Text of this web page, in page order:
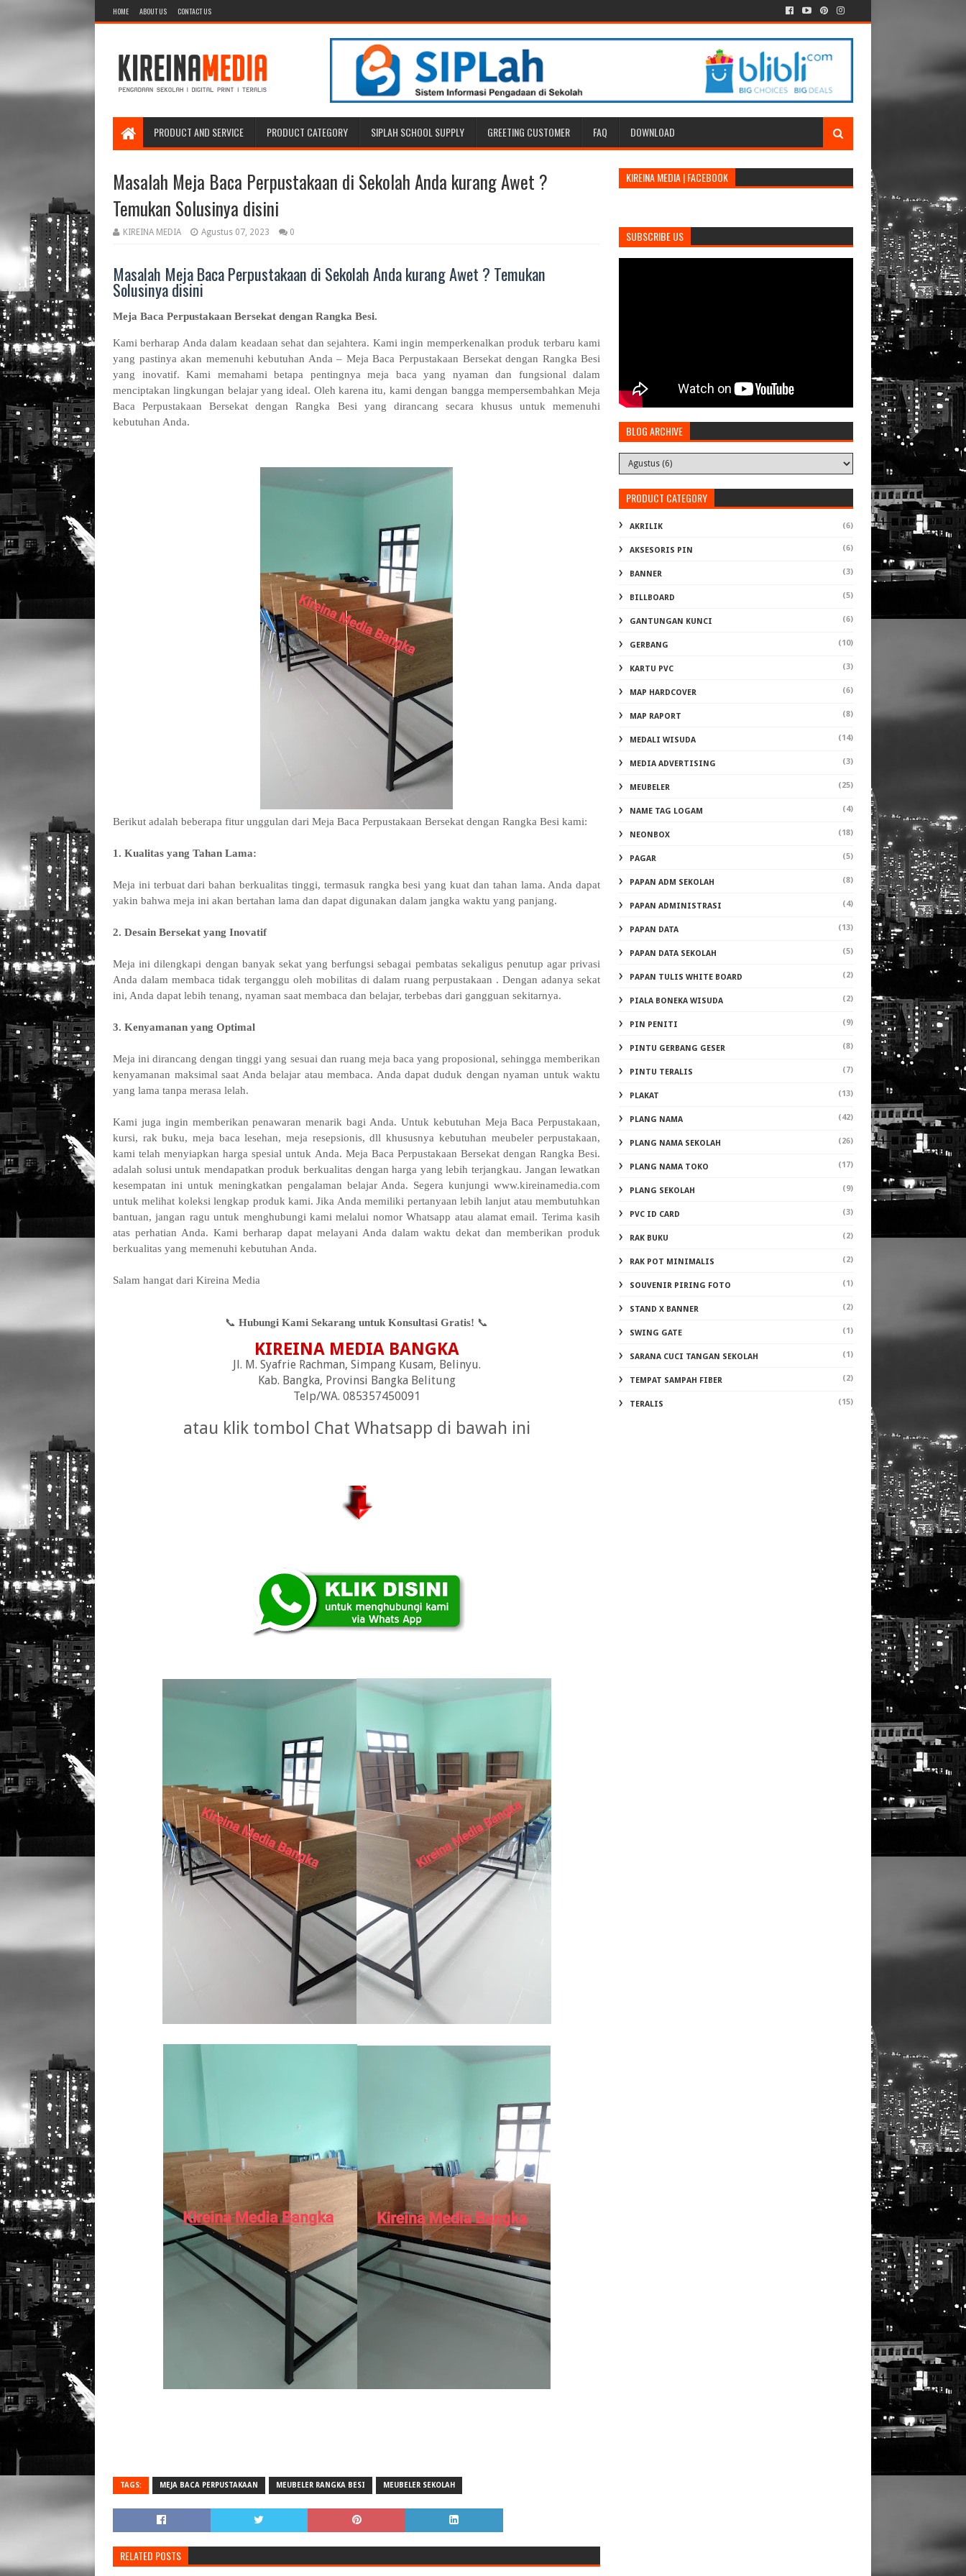
HOME ABOUT US CONTACT US
PRODUCT AND SERVICE PRODUCT CATEGORY SIPLAH SCHOOL SUPPLY GREETING CUSTOMER FAQ DOWNLOAD
Masalah Meja Baca Perpustakaan di Sekolah Anda kurang Awet ?
Temukan Solusinya disini
KIREINA MEDIA Agustus 07, 2023 0
Masalah Meja Baca Perpustakaan di Sekolah Anda kurang Awet ? Temukan
Solusinya disini
Meja Baca Perpustakaan Bersekat dengan Rangka Besi.
Kami berharap Anda dalam keadaan sehat dan sejahtera. Kami ingin memperkenalkan produk terbaru kami
yang pastinya akan memenuhi kebutuhan Anda – Meja Baca Perpustakaan Bersekat dengan Rangka Besi
yang inovatif. Kami memahami betapa pentingnya meja baca yang nyaman dan fungsional dalam
menciptakan lingkungan belajar yang ideal. Oleh karena itu, kami dengan bangga mempersembahkan Meja
Baca Perpustakaan Bersekat dengan Rangka Besi yang dirancang secara khusus untuk memenuhi
kebutuhan Anda.
Berikut adalah beberapa fitur unggulan dari Meja Baca Perpustakaan Bersekat dengan Rangka Besi kami:
1. Kualitas yang Tahan Lama:
Meja ini terbuat dari bahan berkualitas tinggi, termasuk rangka besi yang kuat dan tahan lama. Anda dapat
yakin bahwa meja ini akan bertahan lama dan dapat digunakan dalam jangka waktu yang panjang.
2. Desain Bersekat yang Inovatif
Meja ini dilengkapi dengan banyak sekat yang berfungsi sebagai pembatas sekaligus penutup agar privasi
Anda dalam membaca tidak terganggu oleh mobilitas di dalam ruang perpustakaan . Dengan adanya sekat
ini, Anda dapat lebih tenang, nyaman saat membaca dan belajar, terbebas dari gangguan sekitarnya.
3. Kenyamanan yang Optimal
Meja ini dirancang dengan tinggi yang sesuai dan ruang meja baca yang proposional, sehingga memberikan
kenyamanan maksimal saat Anda belajar atau membaca. Anda dapat duduk dengan nyaman untuk waktu
yang lama tanpa merasa lelah.
Kami juga ingin memberikan penawaran menarik bagi Anda. Untuk kebutuhan Meja Baca Perpustakaan,
kursi, rak buku, meja baca lesehan, meja resepsionis, dll khususnya kebutuhan meubeler perpustakaan,
kami telah menyiapkan harga spesial untuk Anda. Meja Baca Perpustakaan Bersekat dengan Rangka Besi.
adalah solusi untuk mendapatkan produk berkualitas dengan harga yang lebih terjangkau. Jangan lewatkan
kesempatan ini untuk meningkatkan pengalaman belajar Anda. Segera kunjungi www.kireinamedia.com
untuk melihat koleksi lengkap produk kami. Jika Anda memiliki pertanyaan lebih lanjut atau membutuhkan
bantuan, jangan ragu untuk menghubungi kami melalui nomor Whatsapp atau alamat email. Terima kasih
atas perhatian Anda. Kami berharap dapat melayani Anda dalam waktu dekat dan memberikan produk
berkualitas yang memenuhi kebutuhan Anda.
Salam hangat dari Kireina Media
📞Hubungi Kami Sekarang untuk Konsultasi Gratis! 📞
KIREINA MEDIA BANGKA
Jl. M. Syafrie Rachman, Simpang Kusam, Belinyu.
Kab. Bangka, Provinsi Bangka Belitung
Telp/WA. 085357450091
atau klik tombol Chat Whatsapp di bawah ini
TAGS: MEJA BACA PERPUSTAKAAN MEUBELER RANGKA BESI MEUBELER SEKOLAH
RELATED POSTS
KIREINA MEDIA | FACEBOOK
SUBSCRIBE US
BLOG ARCHIVE
PRODUCT CATEGORY
AKRILIK (6)
AKSESORIS PIN (6)
BANNER (3)
BILLBOARD (5)
GANTUNGAN KUNCI (6)
GERBANG (10)
KARTU PVC (3)
MAP HARDCOVER (6)
MAP RAPORT (8)
MEDALI WISUDA (14)
MEDIA ADVERTISING (3)
MEUBELER (25)
NAME TAG LOGAM (4)
NEONBOX (18)
PAGAR (5)
PAPAN ADM SEKOLAH (8)
PAPAN ADMINISTRASI (4)
PAPAN DATA (13)
PAPAN DATA SEKOLAH (5)
PAPAN TULIS WHITE BOARD (2)
PIALA BONEKA WISUDA (2)
PIN PENITI (9)
PINTU GERBANG GESER (8)
PINTU TERALIS (7)
PLAKAT (13)
PLANG NAMA (42)
PLANG NAMA SEKOLAH (26)
PLANG NAMA TOKO (17)
PLANG SEKOLAH (9)
PVC ID CARD (3)
RAK BUKU (2)
RAK POT MINIMALIS (2)
SOUVENIR PIRING FOTO (1)
STAND X BANNER (2)
SWING GATE (1)
SARANA CUCI TANGAN SEKOLAH (1)
TEMPAT SAMPAH FIBER (2)
TERALIS (15)